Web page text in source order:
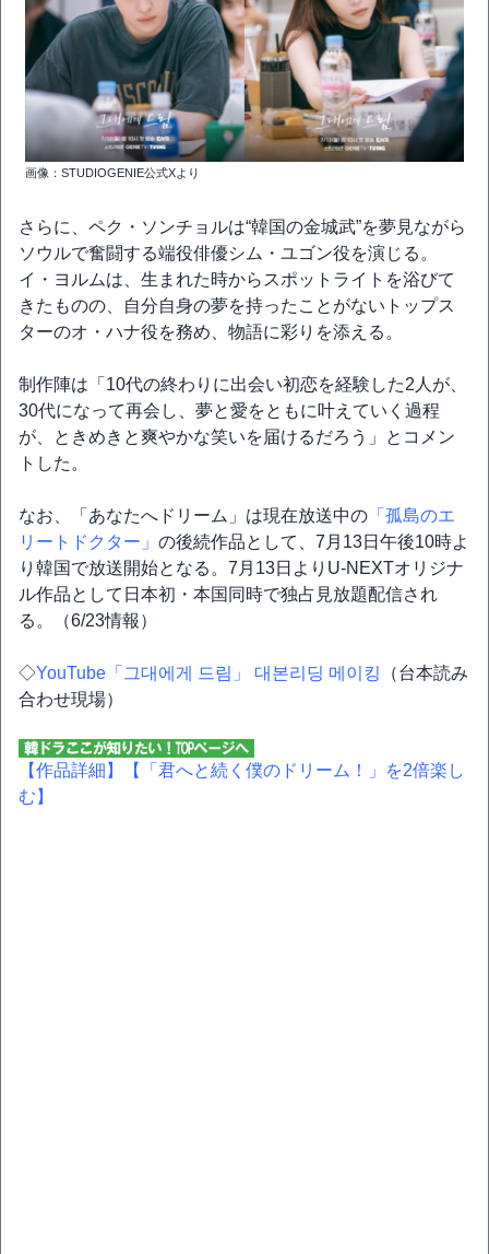
画像：STUDIOGENIE公式Xより
さらに、ペク・ソンチョルは“韓国の金城武”を夢見ながら
ソウルで奮闘する端役俳優シム・ユゴン役を演じる。
イ・ヨルムは、生まれた時からスポットライトを浴びて
きたものの、自分自身の夢を持ったことがないトップス
ターのオ・ハナ役を務め、物語に彩りを添える。
制作陣は「10代の終わりに出会い初恋を経験した2人が、
30代になって再会し、夢と愛をともに叶えていく過程
が、ときめきと爽やかな笑いを届けるだろう」とコメン
トした。
なお、「あなたへドリーム」は現在放送中の 「孤島のエ
リートドクター」 の後続作品として、7月13日午後10時よ
り韓国で放送開始となる。7月13日よりU-NEXTオリジナ
ル作品として日本初・本国同時で独占見放題配信され
る。（6/23情報）
◇YouTube「그대에게 드림」 대본리딩 메이킹
（台本読み
合わせ現場）
【作品詳細】
【「君へと続く僕のドリーム！」を2倍楽し
む】